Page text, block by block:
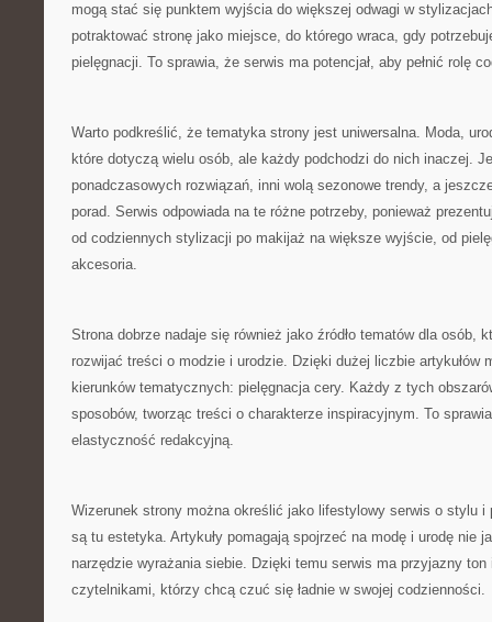
mogą stać się punktem wyjścia do większej odwagi w
potraktować stronę jako miejsce, do którego wraca, gdy
pielęgnacji. To sprawia, że serwis ma potencjał, aby pełnić rolę
Warto podkreślić, że tematyka strony jest uniwersalna. Moda,
które dotyczą wielu osób, ale każdy podchodzi do nich inaczej.
ponadczasowych rozwiązań, inni wolą sezonowe trendy, a
porad. Serwis odpowiada na te różne potrzeby, ponieważ
od codziennych stylizacji po makijaż na większe wyjście, od
akcesoria.
Strona dobrze nadaje się również jako źródło tematów dla osób,
rozwijać treści o modzie i urodzie. Dzięki dużej liczbie artykułów
kierunków tematycznych: pielęgnacja cery. Każdy z tych
sposobów, tworząc treści o charakterze inspiracyjnym. To
elastyczność redakcyjną.
Wizerunek strony można określić jako lifestylowy serwis o stylu i
są tu estetyka. Artykuły pomagają spojrzeć na modę i urodę nie
narzędzie wyrażania siebie. Dzięki temu serwis ma przyjazny
czytelnikami, którzy chcą czuć się ładnie w swojej codzienności.